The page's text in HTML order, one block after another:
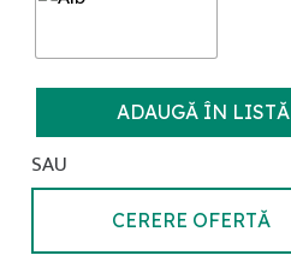
Model
P
ADAUGĂ ÎN LISTĂ
SAU
CERERE OFERTĂ